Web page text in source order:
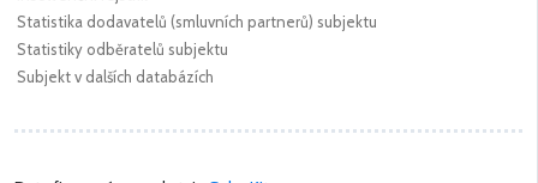
Statistika dodavatelů (smluvních partnerů) subjektu
Statistiky odběratelů subjektu
Subjekt v dalších databázích